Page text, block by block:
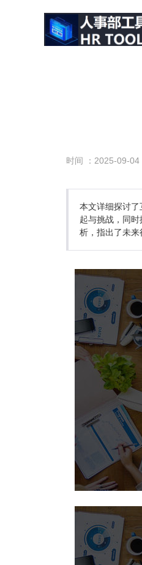
时间 ：2025-09-04
本文详细探讨
起与挑战，同
析，指出了未来